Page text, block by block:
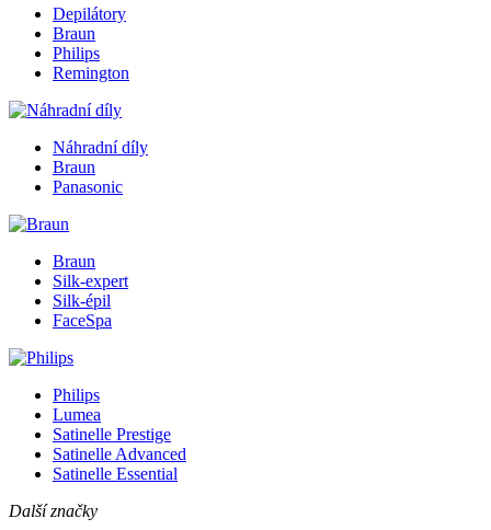
Depilátory
Braun
Philips
Remington
Náhradní díly
Braun
Panasonic
Braun
Silk-expert
Silk-épil
FaceSpa
Philips
Lumea
Satinelle Prestige
Satinelle Advanced
Satinelle Essential
Další značky